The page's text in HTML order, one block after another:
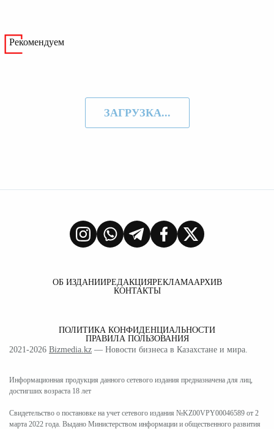
Рекомендуем
ЗАГРУЗКА...
ОБ ИЗДАНИИРЕДАКЦИЯРЕКЛАМААРХИВ
КОНТАКТЫ
ПОЛИТИКА КОНФИДЕНЦИАЛЬНОСТИ
ПРАВИЛА ПОЛЬЗОВАНИЯ
2021-2026 Bizmedia.kz — Новости бизнеса в Казахстане и мира.
Информационная продукция данного сетевого издания предназначена для лиц,
достигших возраста 18 лет
Свидетельство о постановке на учет сетевого издания №KZ00VPY00046589 от 2
марта 2022 года. Выдано Министерством информации и общественного развития